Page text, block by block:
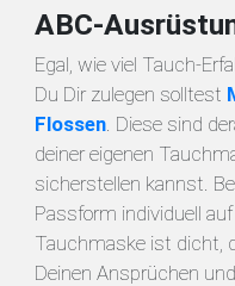
ABC-
Egal, wie viel Tauch-
Du Dir zulegen solltest
Flossen. Diese sind
deiner eigenen
sicherstellen kannst.
Passform individuell
Tauchmaske ist dicht,
Deinen Ansprüchen